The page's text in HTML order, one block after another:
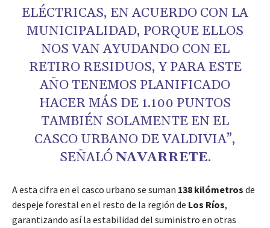
ELÉCTRICAS, EN ACUERDO CON LA
MUNICIPALIDAD, PORQUE ELLOS
NOS VAN AYUDANDO CON EL
RETIRO RESIDUOS, Y PARA ESTE
AÑO TENEMOS PLANIFICADO
HACER MÁS DE 1.100 PUNTOS
TAMBIÉN SOLAMENTE EN EL
CASCO URBANO DE VALDIVIA”,
SEÑALÓNAVARRETE.
A esta cifra en el casco urbano se suman 138 kilómetros de
despeje forestal en el resto de la región de Los Ríos,
garantizando así la estabilidad del suministro en otras